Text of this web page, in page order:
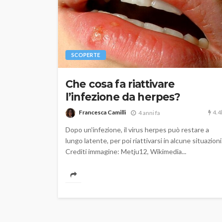
SCOPERTE
Che cosa fa riattivare
l’infezione da herpes?
Francesca Camilli 4 anni fa
Dopo un'infezione, il virus herpes può restare a
lungo latente, per poi riattivarsi in alcune
Crediti immagine: Metju12, Wikimedia...